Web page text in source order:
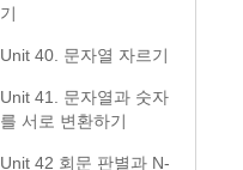
기
Unit 40. 문자열 자르기
Unit 41. 문자열과 숫자
를 서로 변환하기
Unit 42 회문 판별과 N-